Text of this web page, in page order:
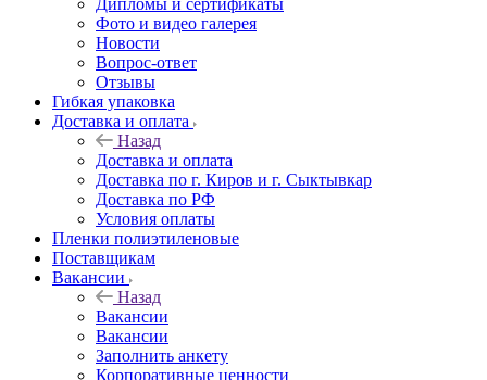
Дипломы и сертификаты
Фото и видео галерея
Новости
Вопрос-ответ
Отзывы
Гибкая упаковка
Доставка и оплата
Назад
Доставка и оплата
Доставка по г. Киров и г. Сыктывкар
Доставка по РФ
Условия оплаты
Пленки полиэтиленовые
Поставщикам
Вакансии
Назад
Вакансии
Вакансии
Заполнить анкету
Корпоративные ценности